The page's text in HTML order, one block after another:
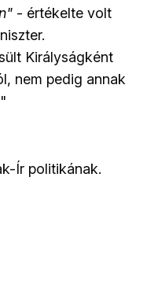
- értékelte volt
Királyságként
nem pedig annak
Ír politikának.